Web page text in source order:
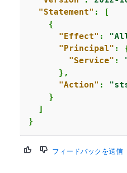
"Statement" : [
{
"Effect" :
"Principal" :
"Service" :
      },
"Action" :
    }
  ]
}
フィードバックを送信